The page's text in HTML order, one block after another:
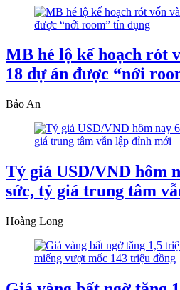
MB hé lộ kế hoạch rót
18 dự án được “nới
Bảo An
Tỷ giá USD/VND hôm
sức, tỷ giá trung tâm
Hoàng Long